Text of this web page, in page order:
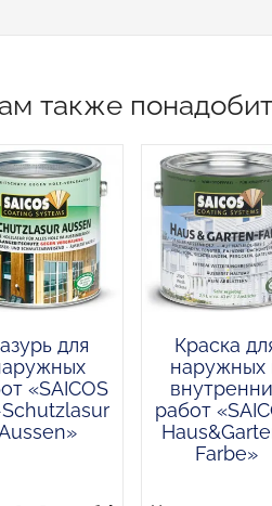
также
для
«SAICOS
Краска
наружных
работ
Farbe»